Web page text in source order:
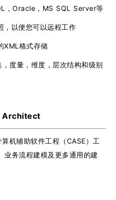
，Oracle，MS SQL Server等
，以便您可以远程工作
XML格式存储
度量，维度，层次结构和级别
Architect
机辅助软件工程（CASE）工
业务流程建模及更多通用的建